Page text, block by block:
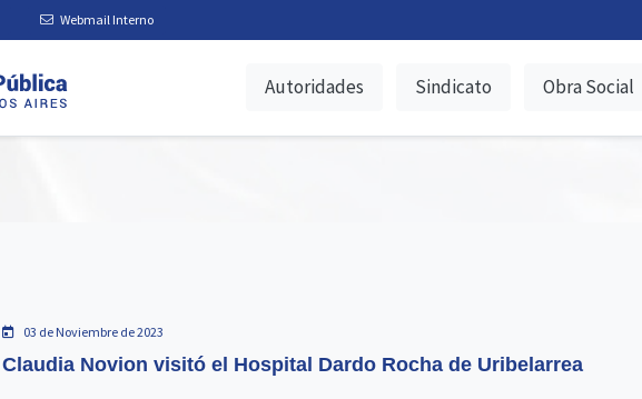
Webmail Interno
Autoridades Sindicato Obra Social
03 de Noviembre de 2023
Claudia Novion visitó el Hospital Dardo Rocha de Uribelarrea